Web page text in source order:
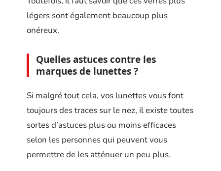
légers sont également beaucoup plus
onéreux.
Quelles astuces contre les
marques de lunettes ?
Si malgré tout cela, vos lunettes vous font
toujours des traces sur le nez, il existe toutes
sortes d’astuces plus ou moins efficaces
selon les personnes qui peuvent vous
permettre de les atténuer un peu plus.